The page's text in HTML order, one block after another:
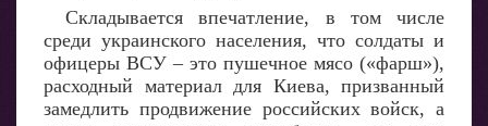
Складывается впечатление, в том числе
среди украинского населения, что солдаты и
офицеры ВСУ – это пушечное мясо («фарш»),
расходный материал для Киева, призванный
замедлить продвижение российских войск, а